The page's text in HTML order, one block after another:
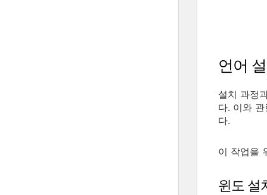
언어
설치 과정
다. 이와
다.
이 작업을
윈도 설